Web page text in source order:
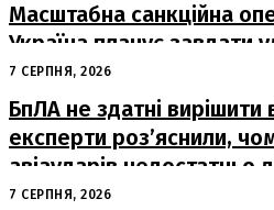
Масштабна санкційна
Україна планує завдати
російському ВПК
7 СЕРПНЯ, 2026
БпЛА не здатні вирішити
експерти роз’яснили,
авіаударів недостатньо
досягнення миру
7 СЕРПНЯ, 2026